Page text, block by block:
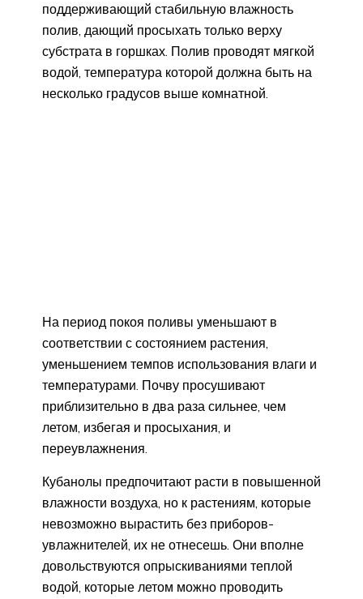
поддерживающий стабильную влажность
полив, дающий просыхать только верху
субстрата в горшках. Полив проводят мягкой
водой, температура которой должна быть на
несколько градусов выше комнатной.
На период покоя поливы уменьшают в
соответствии с состоянием растения,
уменьшением темпов использования влаги и
температурами. Почву просушивают
приблизительно в два раза сильнее, чем
летом, избегая и просыхания, и
переувлажнения.
Кубанолы предпочитают расти в повышенной
влажности воздуха, но к растениям, которые
невозможно вырастить без приборов-
увлажнителей, их не отнесешь. Они вполне
довольствуются опрыскиваниями теплой
водой, которые летом можно проводить